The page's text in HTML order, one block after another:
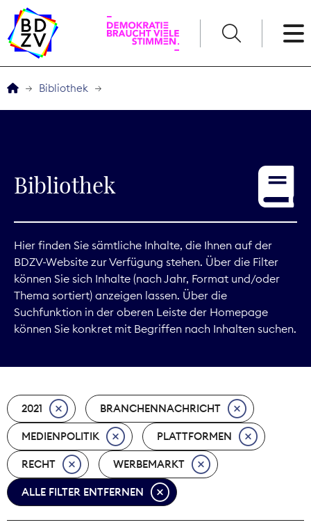
Service
Digitales
Kommunikation
Marktdaten
Nachhaltigkeit
Nachwuchs
Nova Award
Bibliothek
Bibliothek
Hier finden Sie sämtliche Inhalte, die Ihnen auf der
BDZV-Website zur Verfügung stehen. Über die Filter
können Sie sich Inhalte (nach Jahr, Format und/oder
Thema sortiert) anzeigen lassen. Über die
Suchfunktion in der oberen Leiste der Homepage
können Sie konkret mit Begriffen nach Inhalten suchen.
2021 BRANCHENNACHRICHT
MEDIENPOLITIK PLATTFORMEN
RECHT WERBEMARKT
ALLE FILTER ENTFERNEN